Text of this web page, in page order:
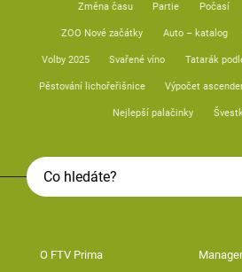
Změna času Partie Počasí
ZOO Nové začátky Auto – katalog
Volby 2025 Svařené víno Tatarák
Pěstování lichořeřišnice Výpočet
Nejlepší palačinky
O FTV Prima